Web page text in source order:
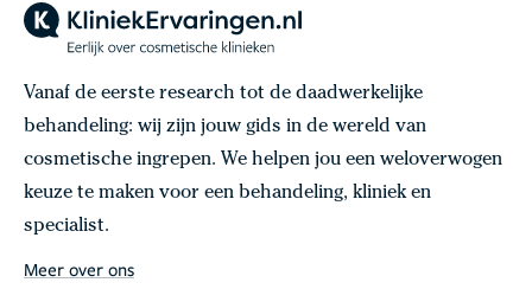
Vanaf de eerste research tot de daadwerkelijke
behandeling: wij zijn jouw gids in de wereld van
cosmetische ingrepen. We helpen jou een weloverwogen
keuze te maken voor een behandeling, kliniek en
specialist.
Meer over ons